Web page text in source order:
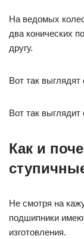
На ведомых
два конических
другу.
Вот так выглядят
Вот так выглядит
Как и
Не смотря на
подшипники
изготовления.